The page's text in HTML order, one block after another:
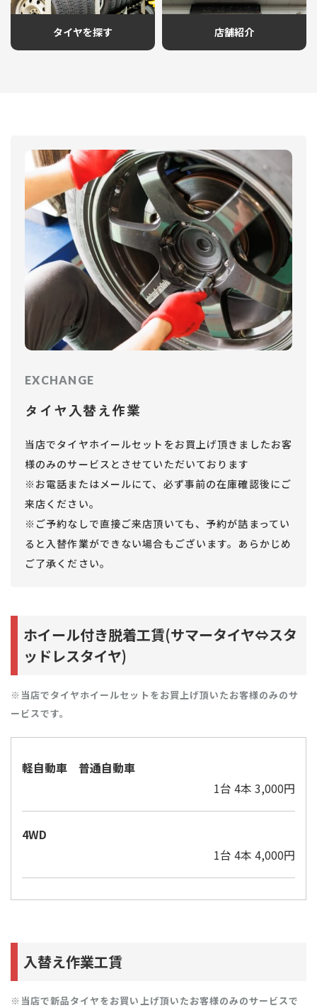
タイヤを探す 店舗紹介
EXCHANGE
タイヤ入替え作業
当店でタイヤホイールセットをお買上げ頂きましたお客
様のみのサービスとさせていただいております
※お電話またはメールにて、必ず事前の在庫確認後にご
来店ください。
※ご予約なしで直接ご来店頂いても、予約が詰まってい
ると入替作業ができない場合もございます。あらかじめ
ご了承ください。
ホイール付き脱着工賃(サマータイヤ⇔スタ
ッドレスタイヤ)
※当店でタイヤホイールセットをお買上げ頂いたお客様のみのサ
ービスです。
軽自動車 普通自動車
1台 4本 3,000円
4WD
1台 4本 4,000円
入替え作業工賃
※当店で新品タイヤをお買い上げ頂いたお客様のみのサービスで